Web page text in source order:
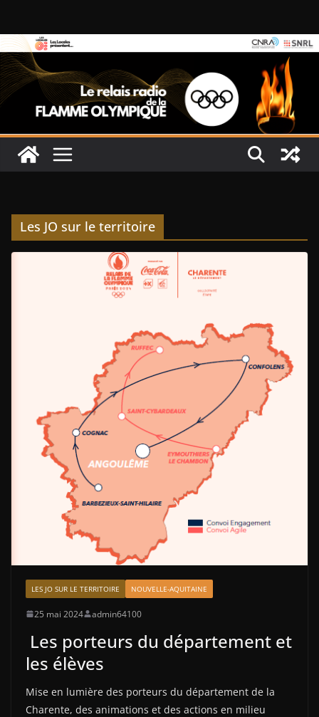
contenu
Les JO sur le territoire
LES JO SUR LE TERRITOIRE NOUVELLE-AQUITAINE
25 mai 2024 admin64100
Les porteurs du département et
les élèves
Mise en lumière des porteurs du département de la
Charente, des animations et des actions en milieu